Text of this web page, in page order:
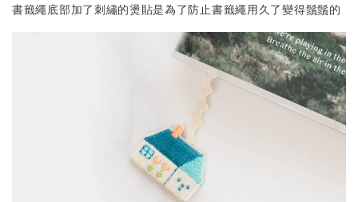
書籤繩底部加了刺繡的燙貼是為了防止書籤繩用久了變得鬚鬚的